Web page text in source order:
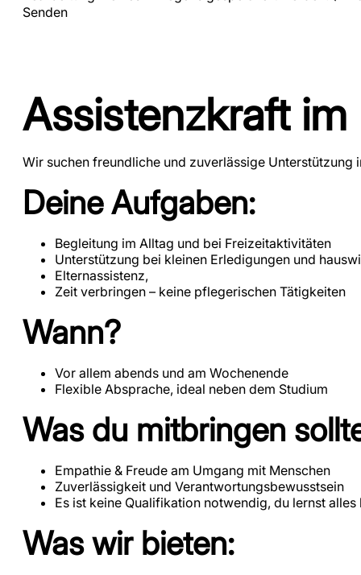
Senden
Assistenzkraft
Wir suchen freundliche und zuverlässige Unterstützung
Deine Aufgaben:
Begleitung im Alltag und bei Freizeitaktivitäten
Unterstützung bei kleinen Erledigungen und
Elternassistenz,
Zeit verbringen – keine pflegerischen Tätigkeiten
Wann?
Vor allem abends und am Wochenende
Flexible Absprache, ideal neben dem Studium
Was du mitbringen
Empathie & Freude am Umgang mit Menschen
Zuverlässigkeit und Verantwortungsbewusstsein
Es ist keine Qualifikation notwendig, du lernst alles
Was wir bieten: